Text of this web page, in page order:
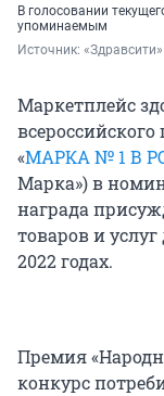
В голосовании
упоминаемым
Источник: «Здравсити»
Маркетплейс
«МАРКА № 1 В
Марка») в
награда
товаров и
2022 годах.
Премия
конкурс